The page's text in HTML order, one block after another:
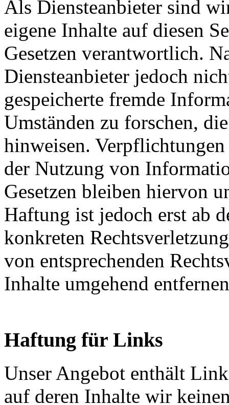
Als Diensteanbieter sind
eigene Inhalte auf diesen
Gesetzen verantwortlich.
Diensteanbieter jedoch
gespeicherte fremde
Umständen zu forschen,
hinweisen.
der Nutzung von
Gesetzen bleiben hiervon
Haftung ist jedoch erst ab
konkreten
von entsprechenden
Inhalte umgehend
Haftung für Links
Unser Angebot enthält
auf deren Inhalte wir